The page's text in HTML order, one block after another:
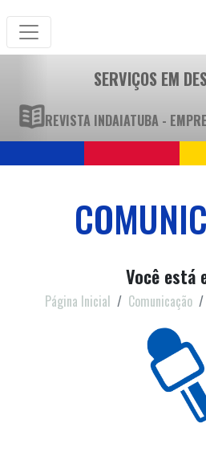
SERVIÇOS EM
REVISTA INDAIATUBA -
Você está
Página Inicial Comunicação